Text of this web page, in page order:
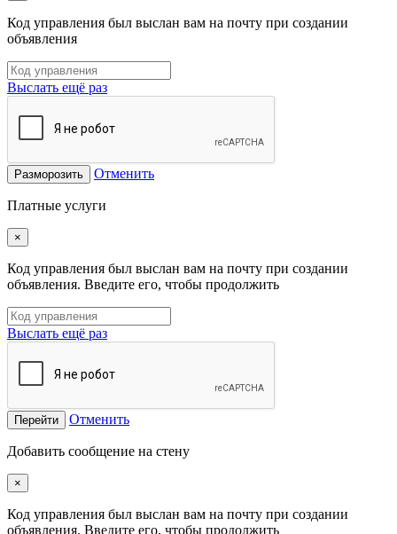
Код управления был выслан вам на почту при создании
объявления
Выслать ещё раз
Разморозить Отменить
Платные услуги
×
Код управления был выслан вам на почту при создании
объявления. Введите его, чтобы продолжить
Выслать ещё раз
Перейти Отменить
Добавить сообщение на стену
×
Код управления был выслан вам на почту при создании
объявления. Введите его, чтобы продолжить